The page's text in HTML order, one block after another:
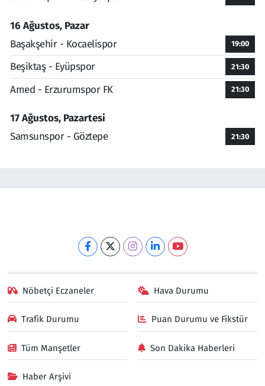
16 Ağustos, Pazar
Başakşehir - Kocaelispor
19:00
Beşiktaş - Eyüpspor 21:30
Amed - Erzurumspor FK 21:30
17 Ağustos, Pazartesi
Samsunspor - Göztepe
21:30
Nöbetçi Eczaneler Hava Durumu
Trafik Durumu Puan Durumu ve Fikstür
Tüm Manşetler Son Dakika Haberleri
Haber Arşivi